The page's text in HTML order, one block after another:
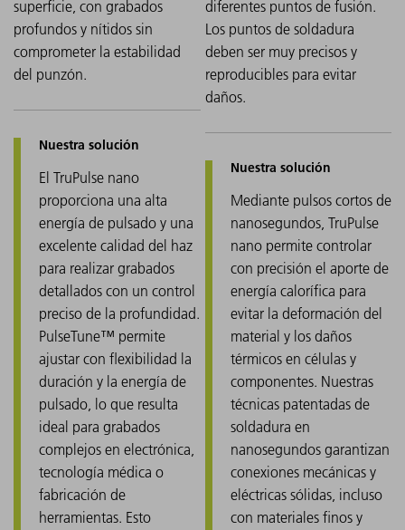
superficie, con grabados
profundos y nítidos sin
comprometer la estabilidad
del punzón.
El TruPulse nano
proporciona una alta
energía de pulsado y una
excelente calidad del haz
para realizar grabados
detallados con un control
preciso de la profundidad.
PulseTune™ permite
ajustar con flexibilidad la
duración y la energía de
pulsado, lo que resulta
ideal para grabados
complejos en electrónica,
tecnología médica o
fabricación de
herramientas. Esto
diferentes puntos de fusión.
Los puntos de soldadura
deben ser muy precisos y
reproducibles para evitar
daños.
Mediante pulsos cortos de
nanosegundos, TruPulse
nano permite controlar
con precisión el aporte de
energía calorífica para
evitar la deformación del
material y los daños
térmicos en células y
componentes. Nuestras
técnicas patentadas de
soldadura en
nanosegundos garantizan
conexiones mecánicas y
eléctricas sólidas, incluso
con materiales finos y